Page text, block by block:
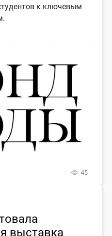
к ключевым
45
выставка